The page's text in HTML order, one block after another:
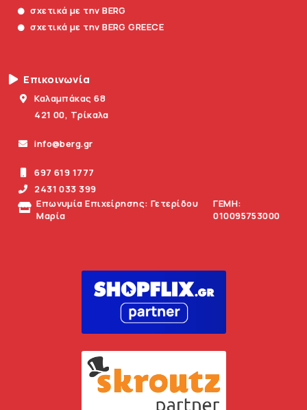
σχετικά με την BERG
σχετικά με την BERG GREECE
Επικοινωνία
Καλαμπάκας 68
421 00, Τρίκαλα
info@berg.gr
697 619 1777
2431 033 399
Επωνυμία Επιχείρησης: Γετερίδου
Μαρία
ΓΕΜΗ:
010095753000